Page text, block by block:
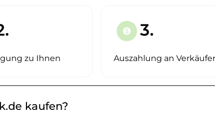
zu Ihnen
paid 3.
Auszahlung an Verkäufer
kaufen?